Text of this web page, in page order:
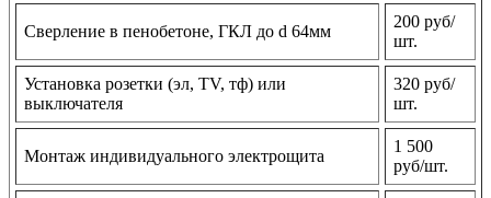
Сверление в пенобетоне, ГКЛ до d 64мм
200 руб/
шт.
Установка розетки (эл, TV, тф) или
выключателя
320 руб/
шт.
Монтаж индивидуального электрощита
1 500
руб/шт.